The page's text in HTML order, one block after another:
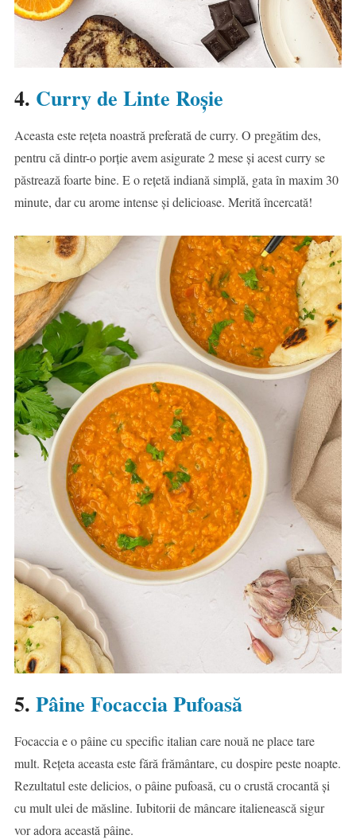
4. Curry de Linte Roșie
Aceasta este rețeta noastră preferată de curry. O pregătim des,
pentru că dintr-o porție avem asigurate 2 mese și acest curry se
păstrează foarte bine. E o rețetă indiană simplă, gata în maxim 30
minute, dar cu arome intense și delicioase. Merită încercată!
5. Pâine Focaccia Pufoasă
Focaccia e o pâine cu specific italian care nouă ne place tare
mult. Rețeta aceasta este fără frământare, cu dospire peste noapte.
Rezultatul este delicios, o pâine pufoasă, cu o crustă crocantă și
cu mult ulei de măsline. Iubitorii de mâncare italienească sigur
vor adora această pâine.